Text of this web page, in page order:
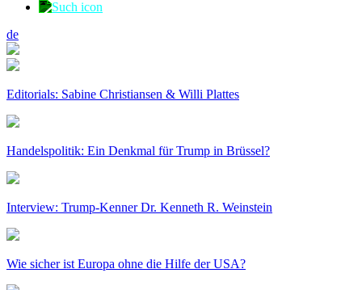
de
Editorials: Sabine Christiansen & Willi Plattes
Handelspolitik: Ein Denkmal für Trump in Brüssel?
Interview: Trump-Kenner Dr. Kenneth R. Weinstein
Wie sicher ist Europa ohne die Hilfe der USA?